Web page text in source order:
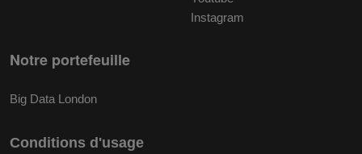
Instagram
Notre portefeuille
Big Data London
Conditions d'usage